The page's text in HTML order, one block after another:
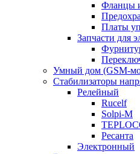
Фланцы
Платы
Запчасти для
Умный дом (GSM-
Cтабилизаторы
Релейный
Rucelf
Solpi-M
Ресанта
Электронный